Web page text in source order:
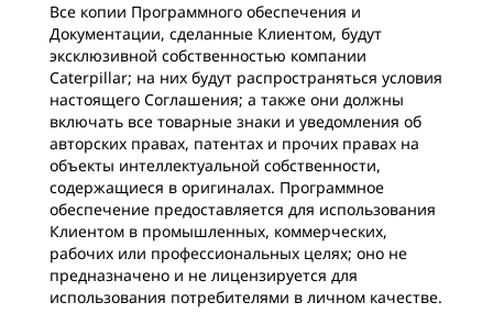
Все копии Программного обеспечения и
Документации, сделанные Клиентом, будут
эксклюзивной собственностью компании
Caterpillar; на них будут распространяться условия
настоящего Соглашения; а также они должны
включать все товарные знаки и уведомления об
авторских правах, патентах и прочих правах на
объекты интеллектуальной собственности,
содержащиеся в оригиналах. Программное
обеспечение предоставляется для использования
Клиентом в промышленных, коммерческих,
рабочих или профессиональных целях; оно не
предназначено и не лицензируется для
использования потребителями в личном качестве.